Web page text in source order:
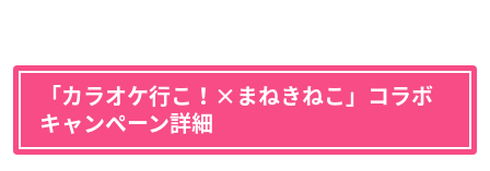
「カラオケ行こ！×まねきねこ」コラボ
キャンペーン詳細